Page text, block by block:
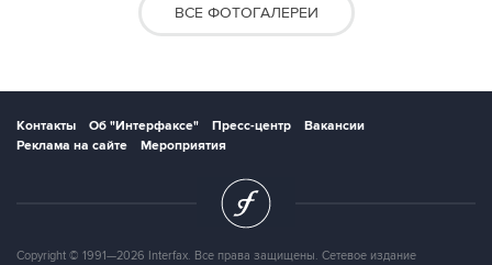
ВСЕ ФОТОГАЛЕРЕИ
Контакты Об "Интерфаксе" Пресс-центр
Вакансии
Реклама на сайте
Мероприятия
Copyright © 1991—2026 Interfax. Все права защищены. Сетевое издание